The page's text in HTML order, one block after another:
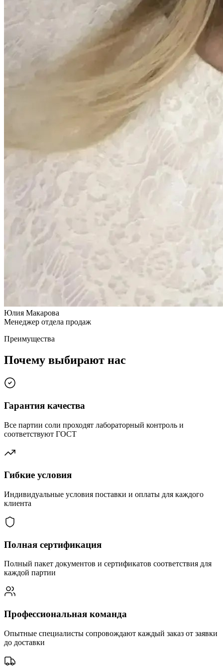
Юлия Макарова
Менеджер отдела продаж
Преимущества
Почему выбирают нас
Гарантия качества
Все партии соли проходят лабораторный контроль и
соответствуют ГОСТ
Гибкие условия
Индивидуальные условия поставки и оплаты для каждого
клиента
Полная сертификация
Полный пакет документов и сертификатов соответствия для
каждой партии
Профессиональная команда
Опытные специалисты сопровождают каждый заказ от заявки
до доставки